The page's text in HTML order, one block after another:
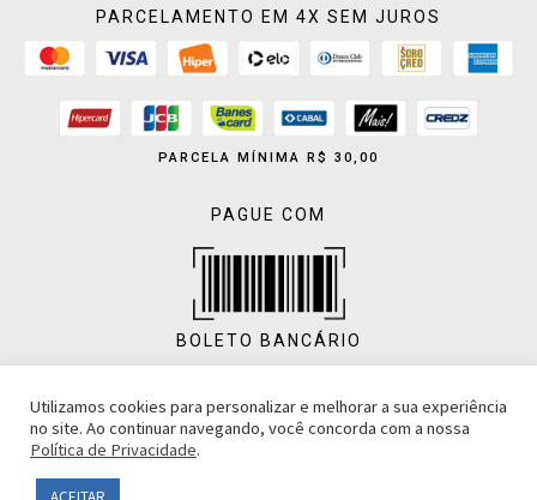
PARCELAMENTO EM 4X SEM JUROS
PARCELA MÍNIMA R$ 30,00
PAGUE COM
BOLETO BANCÁRIO
Utilizamos cookies para personalizar e melhorar a sua experiência
no site. Ao continuar navegando, você concorda com a nossa
Política de Privacidade.